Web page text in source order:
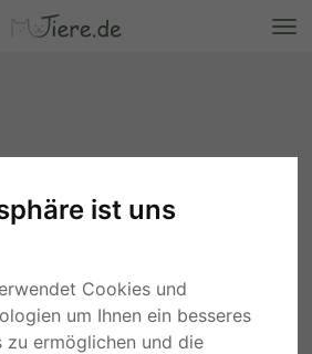
ist uns
Cookies und
um Ihnen ein besseres
zu ermöglichen und die